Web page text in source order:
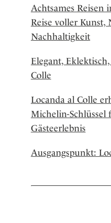
Achtsames Reisen
Reise voller Kunst,
Nachhaltigkeit
Elegant,
Colle
Locanda al Colle
Michelin-Schlüssel
Gästeerlebnis
Ausgangspunkt: